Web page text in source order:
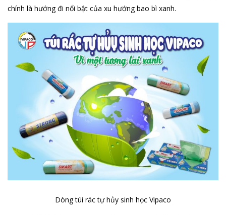
chính là hướng đi nổi bật của xu hướng bao bì xanh.
Dòng túi rác tự hủy sinh học Vipaco